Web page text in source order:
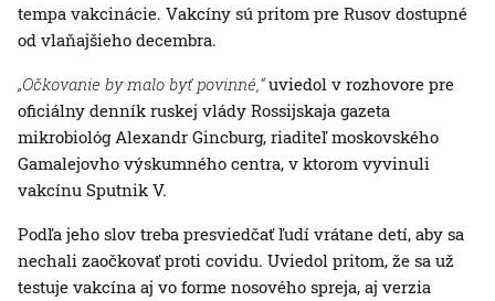
tempa vakcinácie. Vakcíny sú pritom pre Rusov dostupné
od vlaňajšieho decembra.
„Očkovanie by malo byť povinné,“uviedol v rozhovore pre
oficiálny denník ruskej vlády Rossijskaja gazeta
mikrobiológ Alexandr Gincburg, riaditeľ moskovského
Gamalejovho výskumného centra, v ktorom vyvinuli
vakcínu Sputnik V.
Podľa jeho slov treba presviedčať ľudí vrátane detí, aby sa
nechali zaočkovať proti covidu. Uviedol pritom, že sa už
testuje vakcína aj vo forme nosového spreja, aj verzia